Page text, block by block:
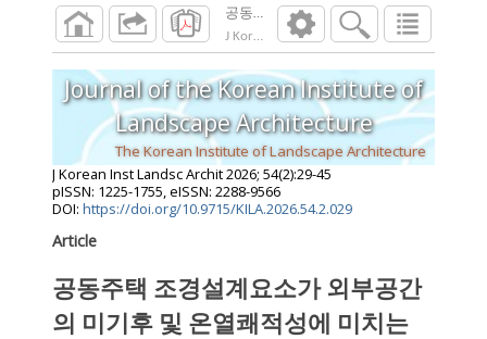
공동주택 조경설계요소가 외부공간의 미
J Korean Inst Landsc Archit 2026; 54
Journal of the Korean Institute of
Landscape Architecture
The Korean Institute of Landscape Architecture
J Korean Inst Landsc Archit2026; 54(2):29-45
pISSN: 1225-1755, eISSN: 2288-9566
DOI: https://doi.org/10.9715/KILA.2026.54.2.029
Article
공동주택 조경설계요소가 외부공간
의 미기후 및 온열쾌적성에 미치는